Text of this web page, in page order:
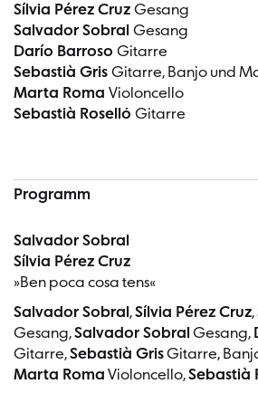
Sílvia Pérez Cruz Gesang
Salvador Sobral Gesang
Darío Barroso Gitarre
Sebastià Gris Gitarre, Banjo und
Marta Roma Violoncello
Sebastià Roselló Gitarre
Programm
Salvador Sobral
Sílvia Pérez Cruz
»Ben poca cosa tens«
Salvador Sobral,Sílvia Pérez Cruz,
Gesang,Salvador Sobral Gesang,
Gitarre,Sebastià GrisGitarre,
Marta Roma Violoncello,Sebastià